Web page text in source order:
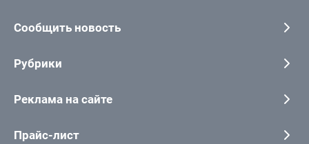
Сообщить новость
Рубрики
Реклама на сайте
Прайс-лист